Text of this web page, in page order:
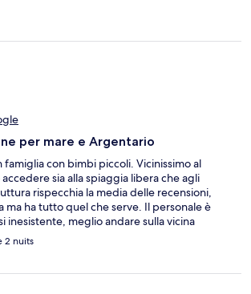
per mare e Argentario
con bimbi piccoli. Vicinissimo al
sia alla spiaggia libera che agli
rispecchia la media delle recensioni,
ma ha tutto quel che serve. Il personale è
inesistente, meglio andare sulla vicina
ha una buona cucina, anche se il menu è
e bisogna prenotarlo con largo anticipo.
2 nuits